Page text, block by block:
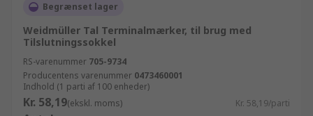
Begrænset lager
Weidmüller Tal Terminalmærker, til brug med
Tilslutningssokkel
RS-varenummer 705-9734
Producentens varenummer 0473460001
Indhold (1 parti af 100 enheder)
Kr. 58,19(ekskl. moms) Kr. 58,19/parti